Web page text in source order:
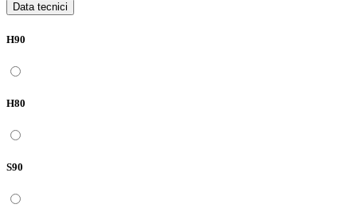
Data tecnici
H90
H80
S90